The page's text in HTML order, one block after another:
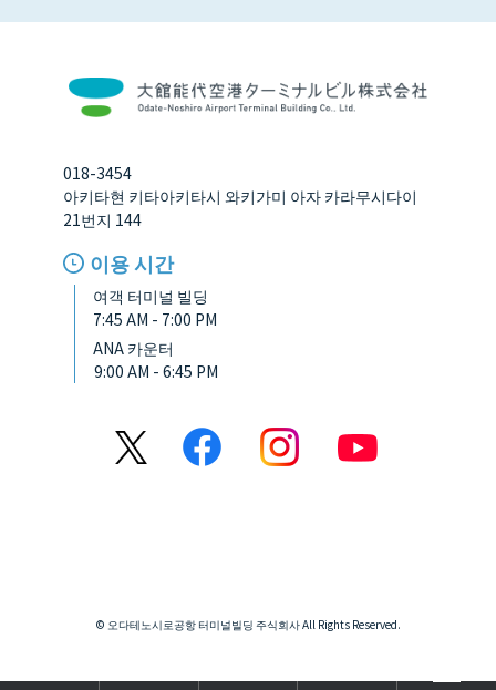
018-3454
아키타현 키타아키타시 와키가미 아자 카라무시다이
21번지 144
이용 시간
여객 터미널 빌딩
7:45 AM - 7:00 PM
ANA 카운터
9:00 AM - 6:45 PM
© 오다테노시로공항 터미널빌딩 주식회사 All Rights Reserved.